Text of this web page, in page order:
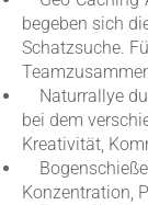
begeben sich
Schatzsuche.
Naturrallye
bei dem
Kreativität,
Konzentration,